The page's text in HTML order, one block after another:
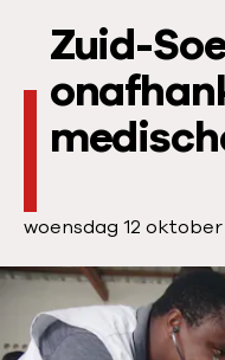
a
g
e
e
Zuid-
P
b
i
woensdag 12